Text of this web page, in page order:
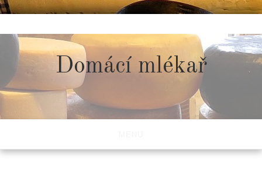
to
content
Domácí mlékař